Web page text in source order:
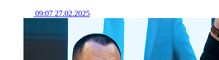
09:07 27.02.2025